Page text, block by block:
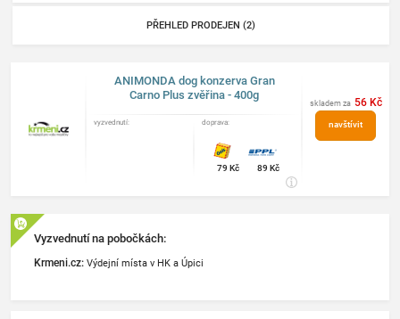
PŘEHLED PRODEJEN (2)
ANIMONDA dog konzerva Gran
Carno Plus zvěřina - 400g
vyzvednutí: doprava:
79 Kč 89 Kč
skladem za 56 Kč
navštívit
Vyzvednutí na pobočkách:
Krmeni.cz: Výdejní místa v HK a Úpici